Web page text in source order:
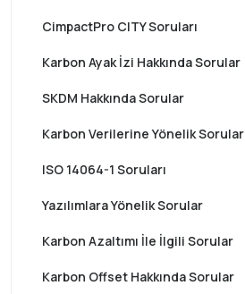
CimpactPro CITY Soruları
Karbon Ayak İzi Hakkında Sorular
SKDM Hakkında Sorular
Karbon Verilerine Yönelik Sorular
ISO 14064-1 Soruları
Yazılımlara Yönelik Sorular
Karbon Azaltımı İle İlgili Sorular
Karbon Offset Hakkında Sorular